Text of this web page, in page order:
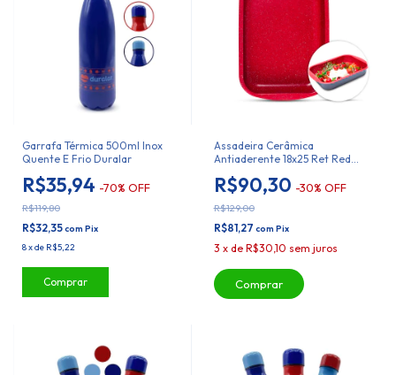
Garrafa Térmica 500ml Inox
Quente E Frio Duralar
R$35,94 -70% OFF
R$119,80
R$32,35com Pix
8xde R$5,22
Comprar
Assadeira Cerâmica
Antiaderente 18x25 Ret Red
R$90,30 -30% OFF
R$129,00
R$81,27 com Pix
3 x de R$30,10 sem juros